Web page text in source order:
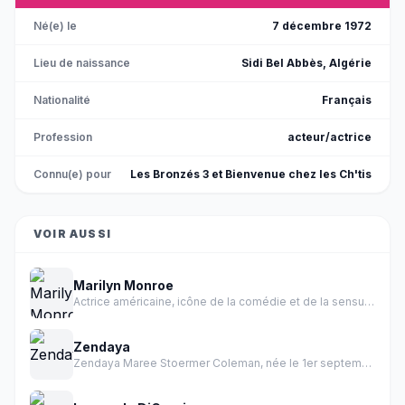
Né(e) le 7 décembre 1972
Lieu de naissance Sidi Bel Abbès, Algérie
Nationalité Français
Profession acteur/actrice
Connu(e) pour Les Bronzés 3 et Bienvenue chez les Ch'tis
VOIR AUSSI
Marilyn Monroe
Actrice américaine, icône de la comédie et de la sensualité des années 1950.
Zendaya
Zendaya Maree Stoermer Coleman, née le 1er septembre 1996 à Oakland en Californie, est une actrice et chanteuse américaine.